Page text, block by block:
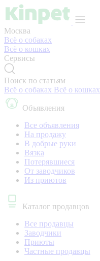
Москва
Всё о собаках
Всё о кошках
Сервисы
Поиск по статьям
Всё о собаках Всё о кошках
Объявления
Все объявления
На продажу
В добрые руки
Вязка
Потерявшиеся
От заводчиков
Из приютов
Каталог продавцов
Все продавцы
Заводчики
Приюты
Частные продавцы